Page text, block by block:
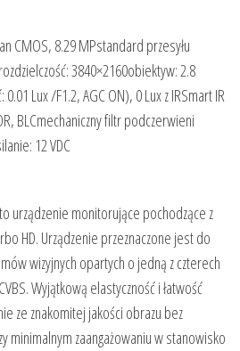
CMOS, 8.29 MPstandard przesyłu
3840×2160obiektyw: 2.8
Lux /F1.2, AGC ON), 0 Lux z IRSmart IR
BLCmechaniczny filtr podczerwieni
12 VDC
urządzenie monitorujące pochodzące z
HD. Urządzenie przeznaczone jest do
wizyjnych opartych o jedną z czterech
Wyjątkową elastyczność i łatwość
ze znakomitej jakości obrazu bez
minimalnym zaangażowaniu w stanowisko